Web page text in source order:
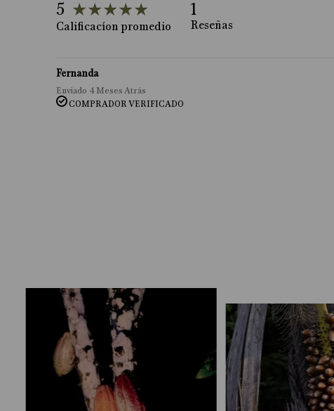
★★★★★
5 1
COMPRADOR VERIFICADO
Enviado 4 Meses Atrás
Fernanda